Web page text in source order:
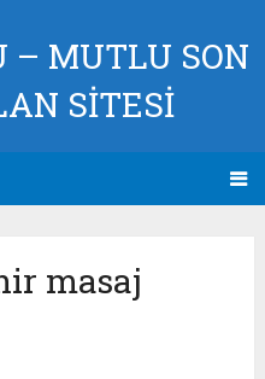
– MUTLU SON
SİTESİ
masaj